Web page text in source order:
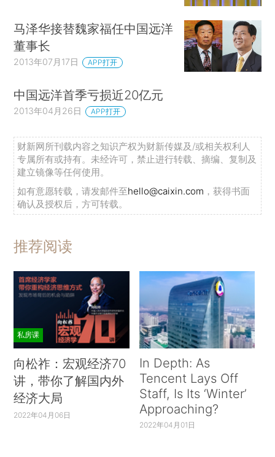
马泽华接替魏家福任中国远洋
董事长
2013年07月17日 APP打开
中国远洋首季亏损近20亿元
2013年04月26日 APP打开
财新网所刊载内容之知识产权为财新传媒及/或相关权利人
专属所有或持有。未经许可，禁止进行转载、摘编、复制及
建立镜像等任何使用。
如有意愿转载，请发邮件至hello@caixin.com ，获得书面
确认及授权后，方可转载。
推荐阅读
私房课
向松祚：宏观经济70
讲，带你了解国内外
经济大局
2022年04月06日
In Depth: As
Tencent Lays Off
Staff, Is Its ‘Winter’
Approaching?
2022年04月01日